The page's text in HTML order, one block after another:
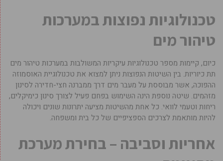
טכנולוגיות נפוצות במערכות
טיהור מים
כיום, קיימות מספר טכנולוגיות עיקריות המשולבות במערכות טיהור מים
תת כיוריות. בין השיטות הנפוצות ניתן למצוא את טכנולוגיית האוסמוזה
ההפוכה, אשר מבוססת על מעבר מים דרך ממברנה חצי-חדירה לסינון
מזהמים. שיטה נוספת הינה השימוש בפחם פעיל לצורך סינון כימיקלים,
ריחות וטעמי לוואי. כל אחת מהשיטות מציעה יתרונות שונים ויכולה
להיות מותאמת לצרכים הספציפיים של כל בית ומשפחה.
אחריות וסביבה – בחירת מערכת